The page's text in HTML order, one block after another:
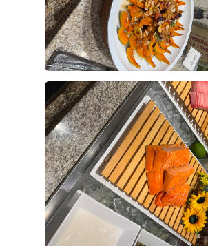
결혼식은 식사가 중요한 부분인데,
맛과 종류, 청결까지 모두 만족스러웠
하객분들을 모실 수 있을 것 같습니
산물과 회 코너가 가장 만족스러웠고
의사가 있을 정도로 만족한 시식이었
까지 진행했습니다. 여러 웨딩홀을
하게 생각했던 부분은 홀 분위기와
식 당일의 이동 동선이었습니다.
아모르홀은 전체적으로 밝고 화사한
갔을 때부터 마음에 들었습니다. 어
럽고 따뜻한 느낌의 예식을 원했는데
생각했던 이미지와 잘 맞았습니다.
정돈된 느낌이었고, 사진이나 영상으
신부가 화사하게 나올 것 같았습니다.
신부대기실도 답답하지 않고 깔끔했
서 예식장으로 이동하는 동선도 복잡
다. 하객들의 이동과 신랑 신부의 동선
게 구성되어 있다는 점도 계약을 결정
더 보기
후기가 도움이 되었나요?